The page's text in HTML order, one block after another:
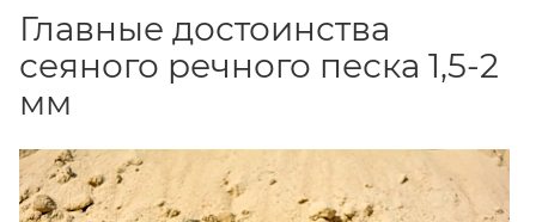
Главные достоинства
сеяного речного песка 1,5-2
мм